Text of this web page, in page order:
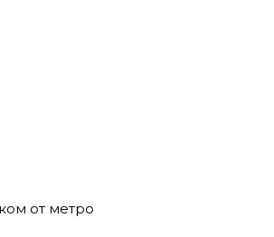
от метро